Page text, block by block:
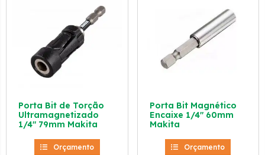
Porta Bit de Torção
Ultramagnetizado
1/4″ 79mm Makita
Orçamento
Porta Bit Magnético
Encaixe 1/4″ 60mm
Makita
Orçamento